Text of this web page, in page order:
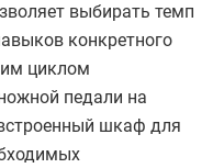
выбирать темп
конкретного
циклом
педали на
шкаф для